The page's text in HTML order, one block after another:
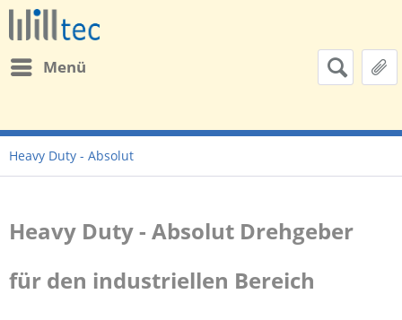
Menü
Heavy Duty - Absolut
Heavy Duty - Absolut Drehgeber
für den industriellen Bereich